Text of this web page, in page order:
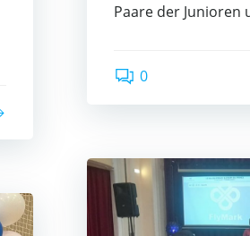
Paa­re der Junio­ren
0